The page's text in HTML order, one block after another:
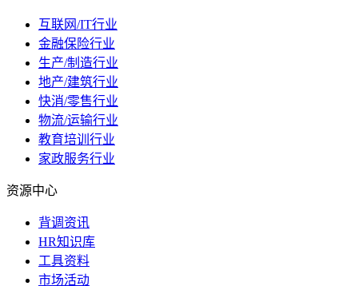
互联网/IT行业
金融保险行业
生产/制造行业
地产/建筑行业
快消/零售行业
物流/运输行业
教育培训行业
家政服务行业
资源中心
背调资讯
HR知识库
工具资料
市场活动